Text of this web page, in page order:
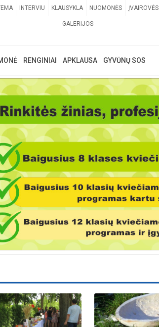
INTERVIU KLAUSYKLA NUOMONĖS ĮVAIROVĖS
GALERIJOS
RENGINIAI APKLAUSA GYVŪNŲ SOS